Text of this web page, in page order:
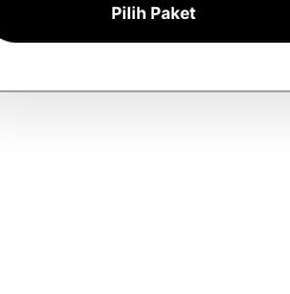
Pilih Paket